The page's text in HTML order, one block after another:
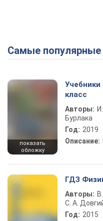
Самые популярные
показать
обложку
класс
Авторы:
Бурлака
Год: 2019
Описание:
ГДЗ
Авторы:
С. А.
Год: 2015